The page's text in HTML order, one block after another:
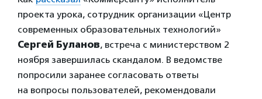
проекта урока, сотрудник организации «Центр
современных образовательных технологий»
Сергей Буланов, встреча с министерством 2
ноября завершилась скандалом. В ведомстве
попросили заранее согласовать ответы
на вопросы пользователей, рекомендовали